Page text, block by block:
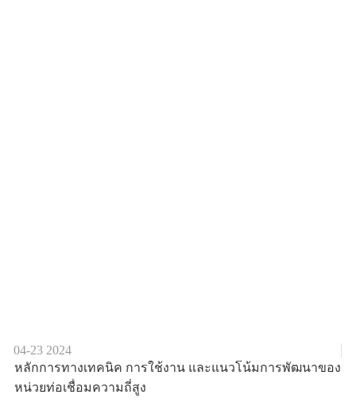
04-23 2024
หลักการทางเทคนิค การใช้งาน และแนวโน้มการพัฒนาของ
หน่วยท่อเชื่อมความถี่สูง